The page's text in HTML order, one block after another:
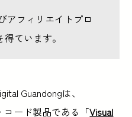
アフィリエイトプロ
ています。
Guandongは、
ード製品である「Visual